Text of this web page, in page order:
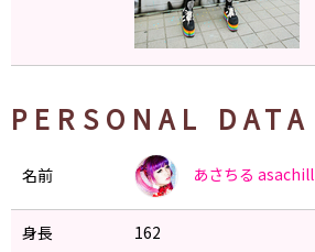
PERSONAL DATA
名前 あさちる asachill
身長 162